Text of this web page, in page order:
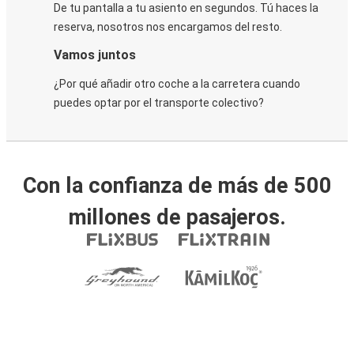
De tu pantalla a tu asiento en segundos. Tú haces la
reserva, nosotros nos encargamos del resto.
Vamos juntos
¿Por qué añadir otro coche a la carretera cuando
puedes optar por el transporte colectivo?
Con la confianza de más de 500
millones de pasajeros.